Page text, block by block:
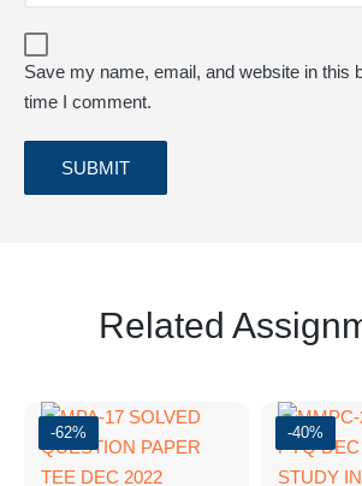
Save my name, email, and website in this
time I comment.
Related
-62% -40%